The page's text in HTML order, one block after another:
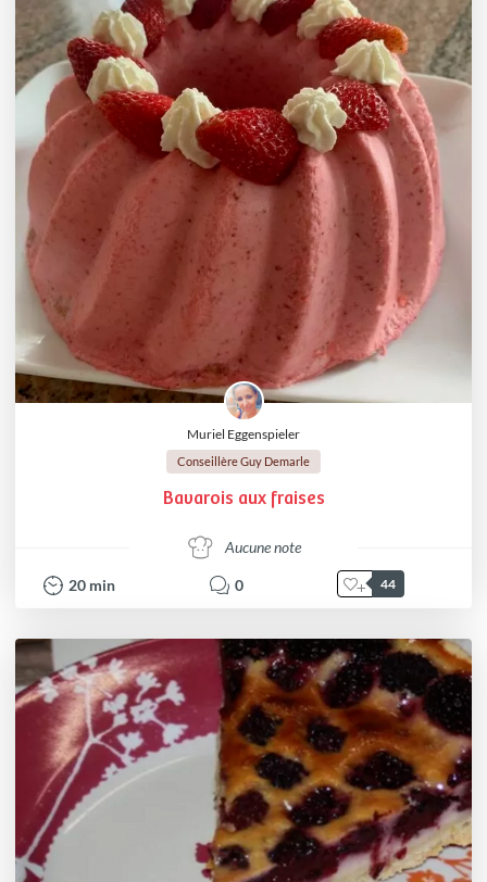
Muriel Eggenspieler
Conseillère Guy Demarle
Bavarois aux fraises
Aucune note
20 min 0 44